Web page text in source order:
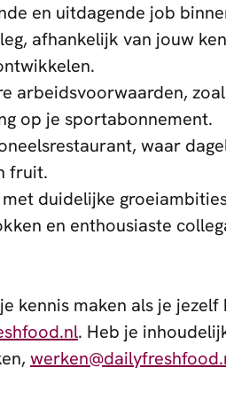
en uitdagende job
afhankelijk van jouw
arbeidsvoorwaarden,
op je sportabonnement.
waar
fruit.
duidelijke
en enthousiaste
kennis maken als je
. Heb je